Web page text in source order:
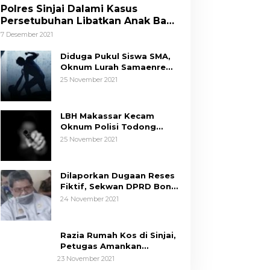
Polres Sinjai Dalami Kasus
Persetubuhan Libatkan Anak Bawa
Umur
7 Desember 2021
Diduga Pukul Siswa SMA,
Oknum Lurah Samaenre
Sinjai Dilaporkan ke Polisi
25 November 2021
LBH Makassar Kecam
Oknum Polisi Todong
Senjata Api ke Anak, Minta
25 November 2021
Dilaporkan Dugaan Reses
Fiktif, Sekwan DPRD Bone
Siap Berikan Data
24 November 2021
Razia Rumah Kos di Sinjai,
Petugas Amankan
Sepasang Mahasiswa,
23 November 2021